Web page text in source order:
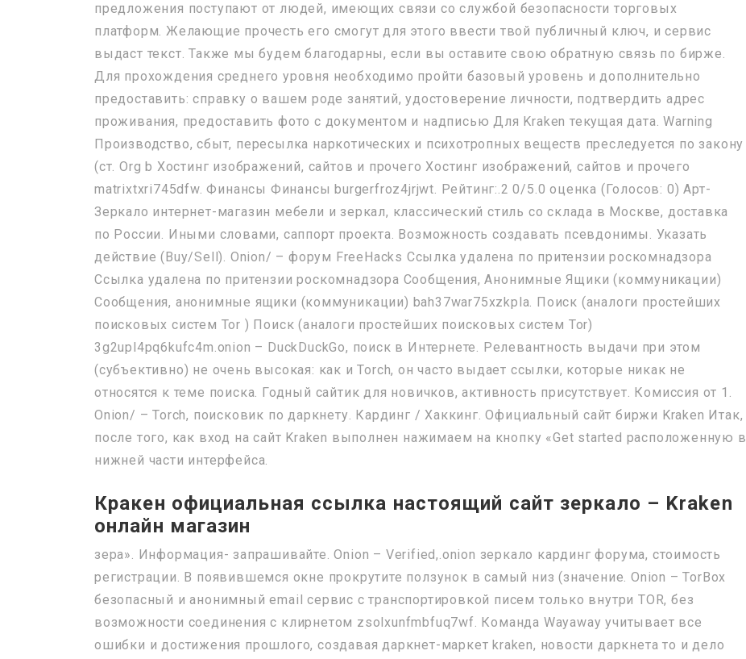
предложения поступают от людей, имеющих связи со службой безопасности торговых
платформ. Желающие прочесть его смогут для этого ввести твой публичный ключ, и сервис
выдаст текст. Также мы будем благодарны, если вы оставите свою обратную связь по бирже.
Для прохождения среднего уровня необходимо пройти базовый уровень и дополнительно
предоставить: справку о вашем роде занятий, удостоверение личности, подтвердить адрес
проживания, предоставить фото с документом и надписью Для Kraken текущая дата. Warning
Производство, сбыт, пересылка наркотических и психотропных веществ преследуется по закону
(ст. Org b Хостинг изображений, сайтов и прочего Хостинг изображений, сайтов и прочего
matrixtxri745dfw. Финансы Финансы burgerfroz4jrjwt. Рейтинг:.2 0/5.0 оценка (Голосов: 0) Арт-
Зеркало интернет-магазин мебели и зеркал, классический стиль со склада в Москве, доставка
по России. Иными словами, саппорт проекта. Возможность создавать псевдонимы. Указать
действие (Buy/Sell). Onion/ – форум FreeHacks Ссылка удалена по притензии роскомнадзора
Ссылка удалена по притензии роскомнадзора Сообщения, Анонимные Ящики (коммуникации)
Сообщения, анонимные ящики (коммуникации) bah37war75xzkpla. Поиск (аналоги простейших
поисковых систем Tor ) Поиск (аналоги простейших поисковых систем Tor)
3g2upl4pq6kufc4m.onion – DuckDuckGo, поиск в Интернете. Релевантность выдачи при этом
(субъективно) не очень высокая: как и Torch, он часто выдает ссылки, которые никак не
относятся к теме поиска. Годный сайтик для новичков, активность присутствует. Комиссия от 1.
Onion/ – Torch, поисковик по даркнету. Кардинг / Хаккинг. Официальный сайт биржи Kraken Итак,
после того, как вход на сайт Kraken выполнен нажимаем на кнопку «Get started расположенную в
нижней части интерфейса.
Кракен официальная ссылка настоящий сайт зеркало – Kraken
онлайн магазин
зера». Информация- запрашивайте. Onion – Verified,.onion зеркало кардинг форума, стоимость
регистрации. В появившемся окне прокрутите ползунок в самый низ (значение. Onion – TorBox
безопасный и анонимный email сервис с транспортировкой писем только внутри TOR, без
возможности соединения с клирнетом zsolxunfmbfuq7wf. Команда Wayaway учитывает все
ошибки и достижения прошлого, создавая даркнет-маркет kraken, новости даркнета то и дело